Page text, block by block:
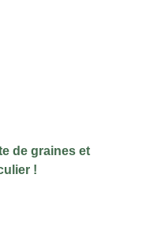
de graines et
!